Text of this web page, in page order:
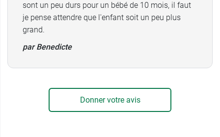
sont un peu durs pour un bébé de 10 mois, il faut
je pense attendre que l'enfant soit un peu plus
grand.
par Benedicte
Donner votre avis